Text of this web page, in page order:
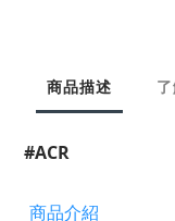
商品描述
#ACR
商品介紹